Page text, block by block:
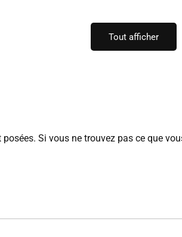
Tout afficher
Si vous ne trouvez pas ce que
ouvrés